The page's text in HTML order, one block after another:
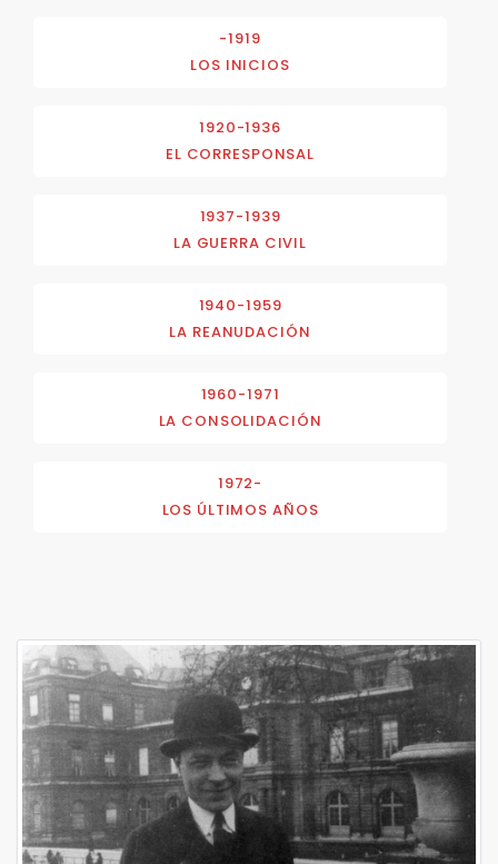
-1919
LOS INICIOS
1920-1936
EL CORRESPONSAL
1937-1939
LA GUERRA CIVIL
1940-1959
LA REANUDACIÓN
1960-1971
LA CONSOLIDACIÓN
1972-
LOS ÚLTIMOS AÑOS